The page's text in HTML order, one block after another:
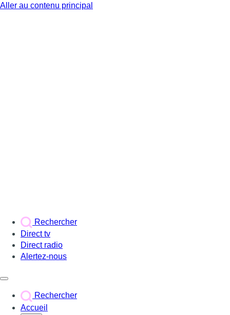
Aller au contenu principal
Rechercher
Direct tv
Direct radio
Alertez-nous
Rechercher
Accueil